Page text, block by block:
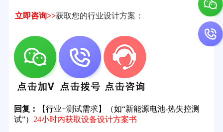
立即咨询>>获取您的行业设计方案：
回复：
【行业+测试需求】（如“新能源电池-热失控测
试”） 24小时内获取设备设计方案书